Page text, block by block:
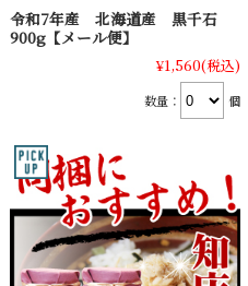
令和7年産 北海道産 黒千石
900g【メール便】
¥1,560(税込)
数量： 個